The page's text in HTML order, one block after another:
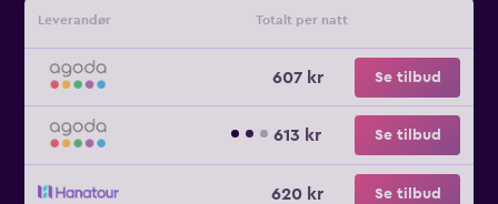
Leverandør Totalt per natt
607 kr Se tilbud
613 kr Se tilbud
620 kr Se tilbud